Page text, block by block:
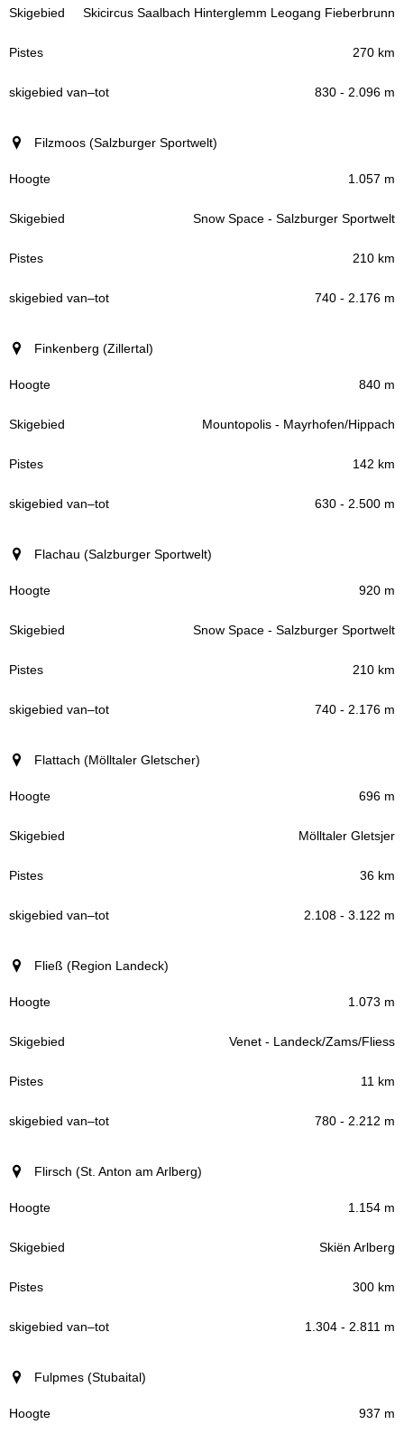
Skicircus Saalbach Hinterglemm Leogang Fieberbrunn
270 km
830 - 2.096 m
Filzmoos (Salzburger Sportwelt)
1.057 m
Snow Space - Salzburger Sportwelt
210 km
740 - 2.176 m
Finkenberg (Zillertal)
840 m
Mountopolis - Mayrhofen/Hippach
142 km
630 - 2.500 m
Flachau (Salzburger Sportwelt)
920 m
Snow Space - Salzburger Sportwelt
210 km
740 - 2.176 m
Flattach (Mölltaler Gletscher)
696 m
Mölltaler Gletsjer
36 km
2.108 - 3.122 m
Fließ (Region Landeck)
1.073 m
Venet - Landeck/Zams/Fliess
11 km
780 - 2.212 m
Flirsch (St. Anton am Arlberg)
1.154 m
Skiën Arlberg
300 km
1.304 - 2.811 m
Fulpmes (Stubaital)
937 m